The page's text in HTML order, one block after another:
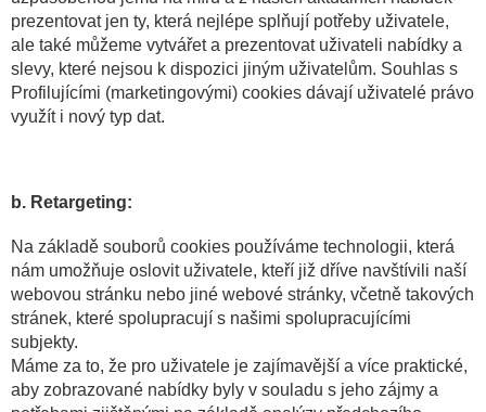
prezentovat jen ty, která nejlépe splňují potřeby uživatele,
ale také můžeme vytvářet a prezentovat uživateli nabídky a
slevy, které nejsou k dispozici jiným uživatelům. Souhlas s
Profilujícími (marketingovými) cookies dávají uživatelé právo
využít i nový typ dat.
b. Retargeting:
Na základě souborů cookies používáme technologii, která
nám umožňuje oslovit uživatele, kteří již dříve navštívili naší
webovou stránku nebo jiné webové stránky, včetně takových
stránek, které spolupracují s našimi spolupracujícími
subjekty.
Máme za to, že pro uživatele je zajímavější a více praktické,
aby zobrazované nabídky byly v souladu s jeho zájmy a